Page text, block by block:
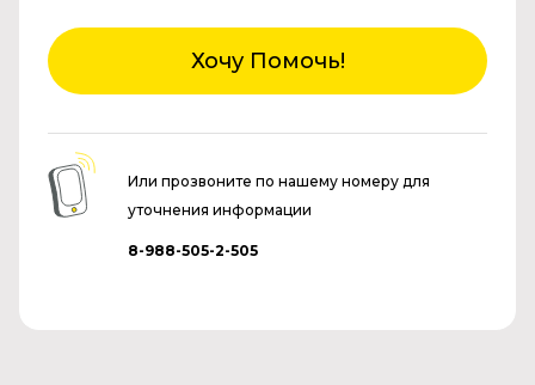
Хочу Помочь!
Или прозвоните по нашему номеру для
уточнения информации
8-988-505-2-505